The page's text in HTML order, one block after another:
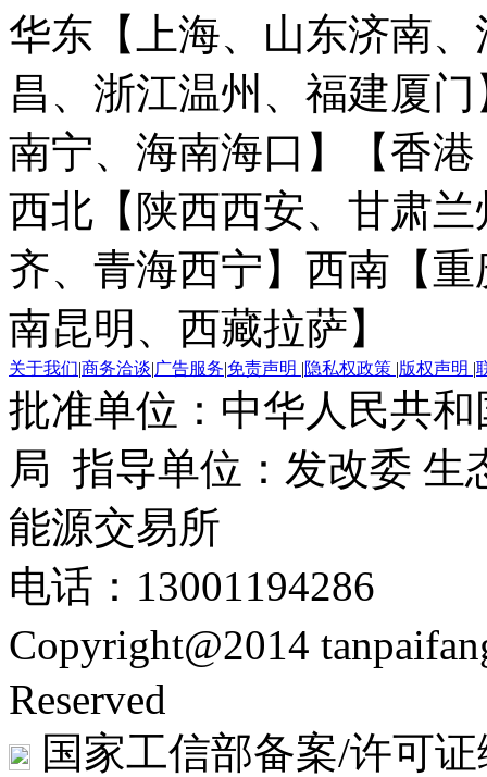
华东【上海、山东济南
昌、浙江温州、福建厦门
南宁、海南海口】
【香
西北【陕西西安、甘肃
齐、青海西宁】 西南【
南昆明、西藏拉萨】
关于我们|商务洽谈|广告服务|免责声明 |隐私权政策 |版权声明 |
批准单位：中华人民共
局 指导单位：发改委 生
能源交易所
电话：13001194286
Copyright@2014
Reserved
国家工信部备案/许可